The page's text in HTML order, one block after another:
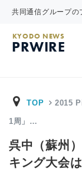
共同通信グループの
KYODO NEWS
PRWIRE
TOP 2015
1周」…
呉中（蘇州
キング大会